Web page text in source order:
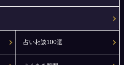
占い相談100選